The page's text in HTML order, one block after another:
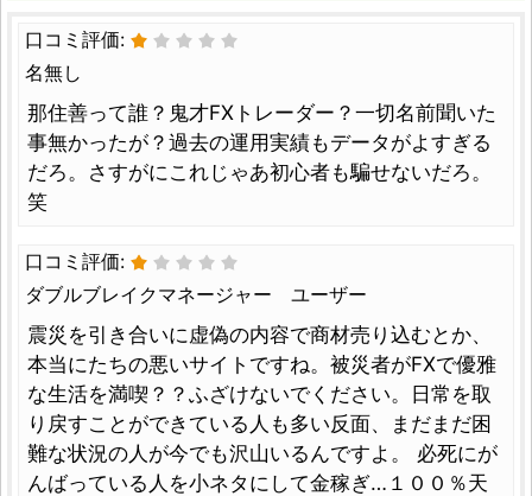
口コミ評価:
名無し
那住善って誰？鬼才FXトレーダー？一切名前聞いた
事無かったが？過去の運用実績もデータがよすぎる
だろ。さすがにこれじゃあ初心者も騙せないだろ。
笑
口コミ評価:
ダブルブレイクマネージャー ユーザー
震災を引き合いに虚偽の内容で商材売り込むとか、
本当にたちの悪いサイトですね。被災者がFXで優雅
な生活を満喫？？ふざけないでください。日常を取
り戻すことができている人も多い反面、まだまだ困
難な状況の人が今でも沢山いるんですよ。 必死にが
んばっている人を小ネタにして金稼ぎ…１００％天